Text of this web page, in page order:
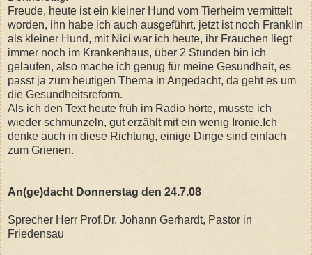
Freude, heute ist ein kleiner Hund vom Tierheim vermittelt
worden, ihn habe ich auch ausgeführt, jetzt ist noch Franklin
als kleiner Hund, mit Nici war ich heute, ihr Frauchen liegt
immer noch im Krankenhaus, über 2 Stunden bin ich
gelaufen, also mache ich genug für meine Gesundheit, es
passt ja zum heutigen Thema in Angedacht, da geht es um
die Gesundheitsreform.
Als ich den Text heute früh im Radio hörte, musste ich
wieder schmunzeln, gut erzählt mit ein wenig Ironie.Ich
denke auch in diese Richtung, einige Dinge sind einfach
zum Grienen.
An(ge)dacht Donnerstag den 24.7.08
Sprecher Herr Prof.Dr. Johann Gerhardt, Pastor in
Friedensau